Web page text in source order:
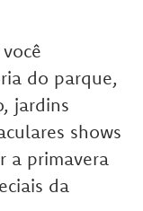
do parque,
jardins
shows
a primavera
da